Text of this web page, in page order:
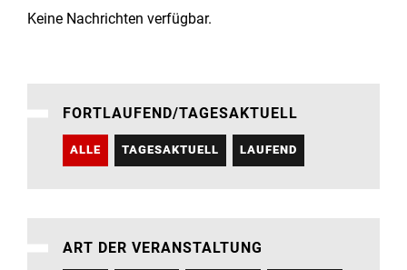
Forschung
Aktuelles
Keine Nachrichten verfügbar.
FORTLAUFEND/TAGESAKTUELL
ALLE TAGESAKTUELL LAUFEND
ART DER VERANSTALTUNG